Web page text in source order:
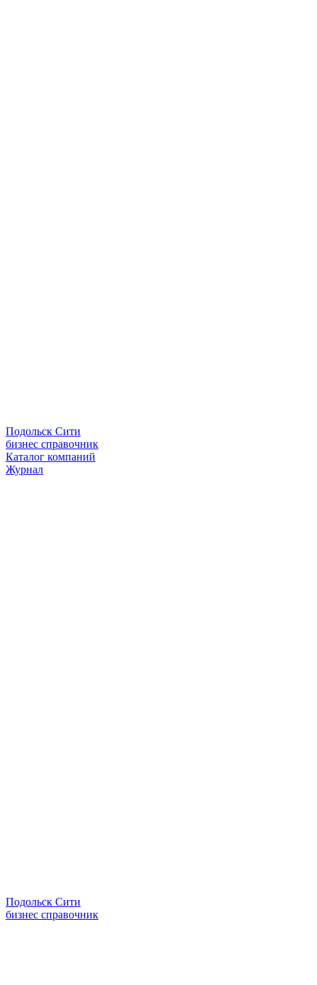
Подольск Сити
бизнес справочник
Каталог компаний
Журнал
Подольск Сити
бизнес справочник